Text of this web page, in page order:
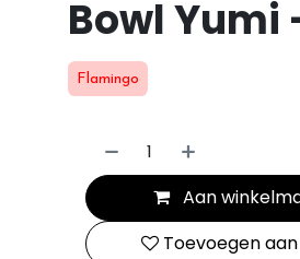
Bowl Yumi
Flamingo
Aan
Toevoegen